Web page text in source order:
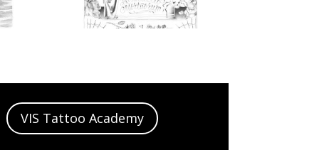
VIS Tattoo Academy